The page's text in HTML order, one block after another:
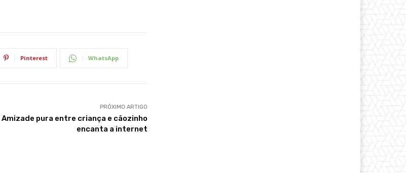
Pinterest WhatsApp
PRÓXIMO ARTIGO
Amizade pura entre criança e cãozinho
encanta a internet